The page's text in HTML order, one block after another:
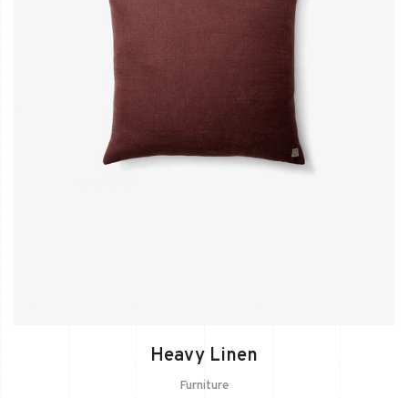
Heavy Linen
Furniture